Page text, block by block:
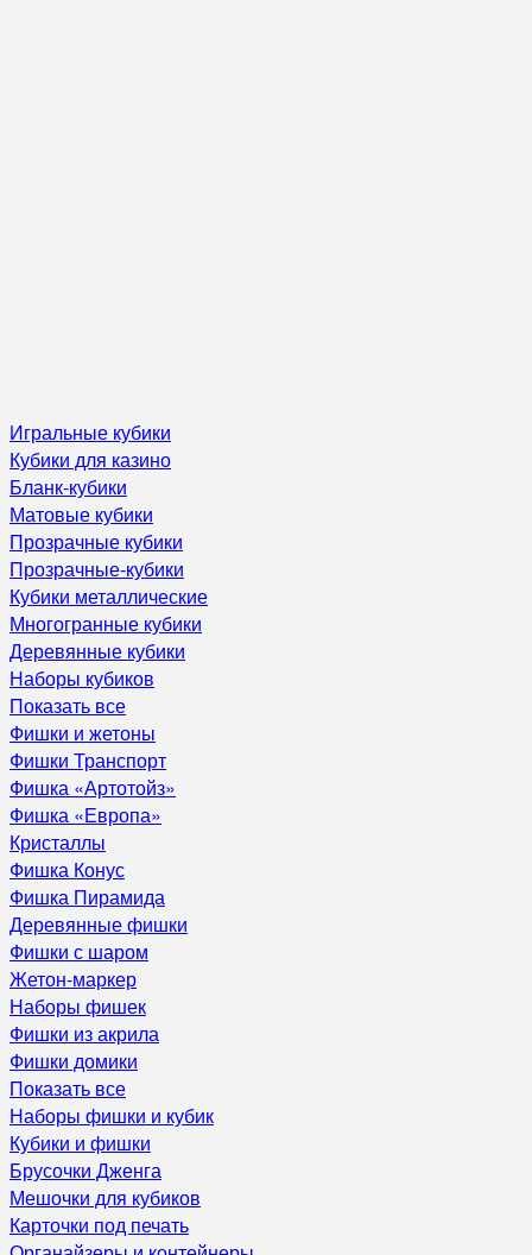
Игральные кубики
Кубики для казино
Бланк-кубики
Матовые кубики
Прозрачные кубики
Прозрачные-кубики
Кубики металлические
Многогранные кубики
Деревянные кубики
Наборы кубиков
Показать все
Фишки и жетоны
Фишки Транспорт
Фишка «Артотойз»
Фишка «Европа»
Кристаллы
Фишка Конус
Фишка Пирамида
Деревянные фишки
Фишки с шаром
Жетон-маркер
Наборы фишек
Фишки из акрила
Фишки домики
Показать все
Наборы фишки и кубик
Кубики и фишки
Брусочки Дженга
Мешочки для кубиков
Карточки под печать